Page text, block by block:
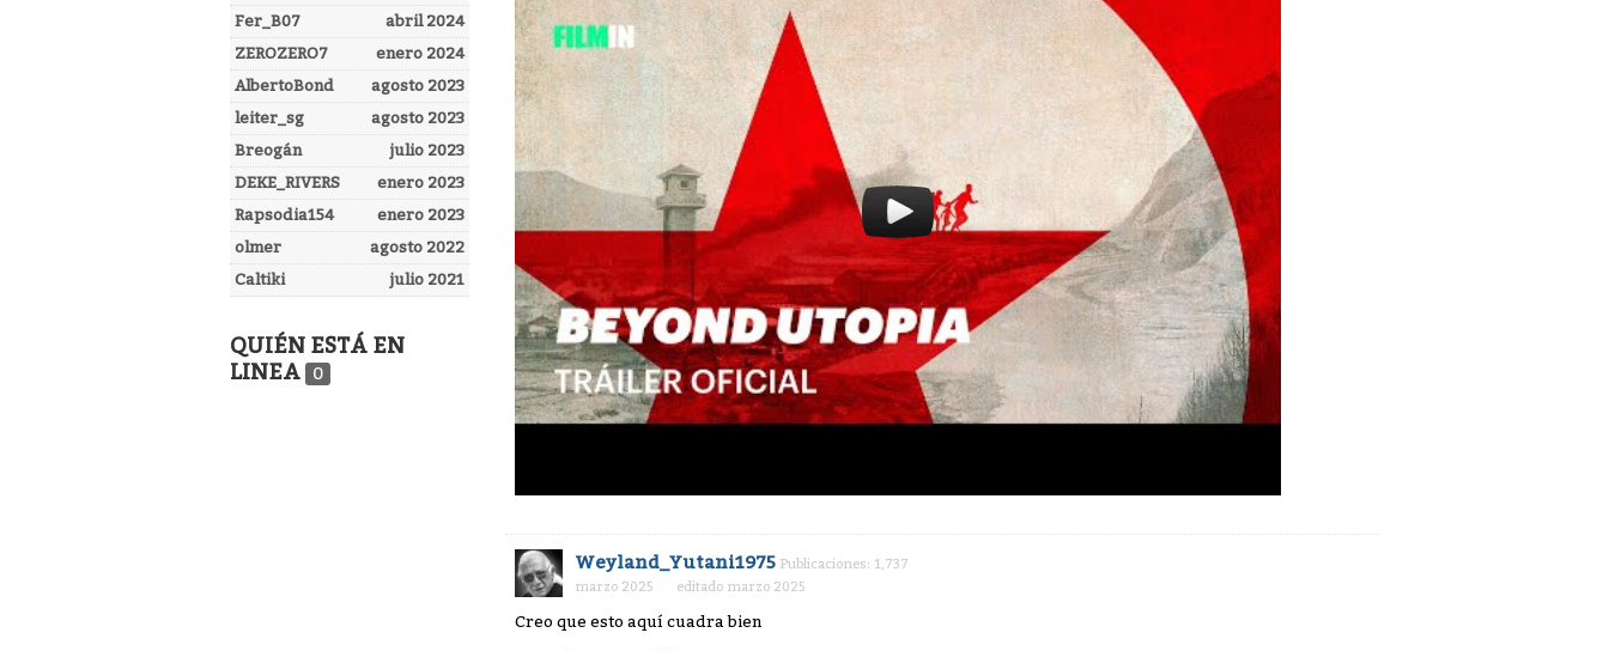
abril 2024
Fer_B07
enero 2024
ZEROZERO7
agosto 2023
AlbertoBond
agosto 2023
leiter_sg
julio 2023
Breogán
enero 2023
DEKE_RIVERS
enero 2023
Rapsodia154
agosto 2022
olmer
julio 2021
Caltiki
QUIÉN ESTÁ EN
LINEA
0
Weyland_Yutani1975 Publicaciones: 1,737
marzo 2025
editado marzo 2025
Creo que esto aquí cuadra bien